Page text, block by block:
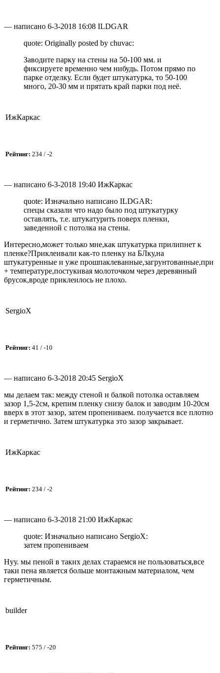
— написано 6-3-2018 16:08 ILDGAR
quote: Originally posted by chuvac:
Заводите парку на стены на 50-100 мм. и
фиксируете временно чем нибудь. Потом прямо по
парке отделку. Если будет штукатурка, то 50-100
много, 20-30 мм и прятать край парки под неё.
ИжКаркас
Рейтинг: 234 / -2
— написано 6-3-2018 19:40 ИжКаркас
quote: Изначально написано ILDGAR:
спецы сказали что надо было под штукатурку
оставлять, т.е. штукатурить поверх пленки,
заведенной с потолка на стены.
Интересно,может только мне,как штукатурка прилипнет к
пленке?Приклеивали как-то пленку на БЛку,на
штукатуренные и уже прошпаклеванные,загрунтованные,при
+ температуре,постукивая молоточком через деревянный
брусок,вроде приклеилось не плохо.
SergioX
Рейтинг: 41 / -10
— написано 6-3-2018 20:45 SergioX
мы делаем так: между стеной и балкой потолка оставляем
зазор 1,5-2см, крепим пленку снизу балок и заводим 10-20см
вверх в этот зазор, затем пропениваем. получается все плотно
и герметично. Затем штукатурка это зазор закрывает.
ИжКаркас
Рейтинг: 234 / -2
— написано 6-3-2018 21:00 ИжКаркас
quote: Изначально написано SergioX:
затем пропениваем
Нуу. мы пеной в таких делах стараемся не пользоваться,все
таки пена является больше монтажным материалом, чем
герметичным.
builder
Рейтинг: 575 / -20